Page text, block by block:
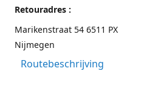
Retouradres :
Marikenstraat 54 6511 PX
Nijmegen
Routebeschrijving